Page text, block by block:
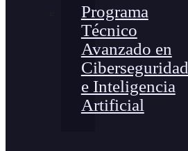
Programa
Técnico
Avanzado en
Ciberseguridad
e Inteligencia
Artificial